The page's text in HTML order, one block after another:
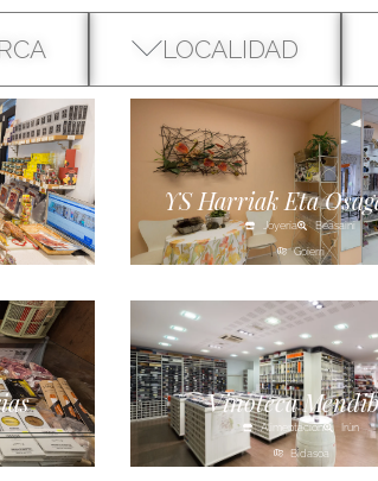
LOCALIDAD
YS Harriak Eta
Joyería Beasaini
Goierri
Vinoteca
Alimentación Irún
Bidasoa